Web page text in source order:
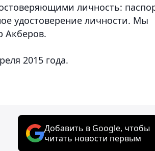
личность:
удостоверение личности. Мы
Акберов.
2015 года.
Добавить в Google, чтобы
читать новости первым